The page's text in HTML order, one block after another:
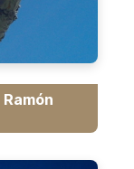
Ramón